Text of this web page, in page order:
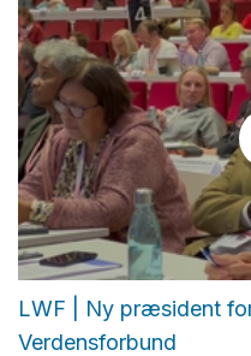
LWF | Ny præsident
Verdensforbund